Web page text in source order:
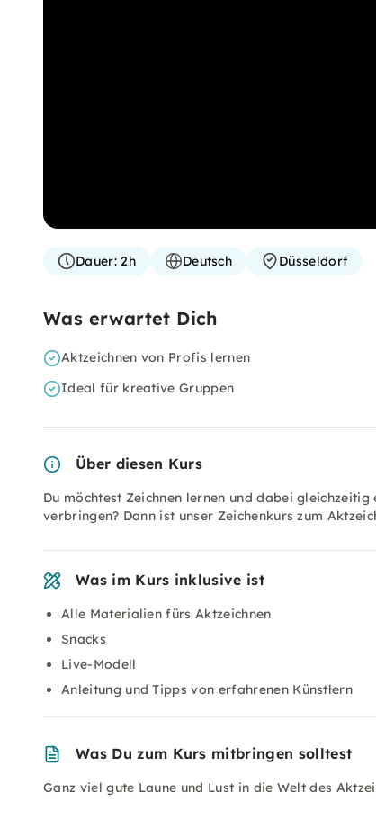
Dauer:2h Deutsch Düsseldorf
Was erwartet Dich
Aktzeichnen von Profis lernen
Ideal für kreative Gruppen
Über diesen Kurs
Du möchtest Zeichnen lernen und dabei
verbringen? Dann ist unser Zeichenkurs zum
Was im Kurs inklusive ist
Alle Materialien fürs Aktzeichnen
Snacks
Live-Modell
Anleitung und Tipps von erfahrenen Künstlern
Was Du zum Kurs mitbringen solltest
Ganz viel gute Laune und Lust in die Welt des